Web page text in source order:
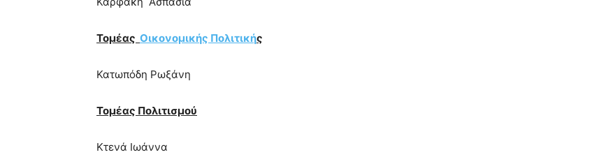
Τομέας Οικονομικής Πολιτικής
Κατωπόδη Ρωξάνη
Τομέας Πολιτισμού
Κτενά Ιωάννα